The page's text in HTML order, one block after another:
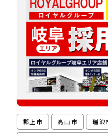
郡上市 高山市 瑞浪